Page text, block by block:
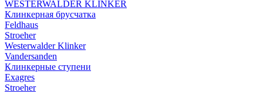
WESTERWALDER KLINKER
Клинкерная брусчатка
Feldhaus
Stroeher
Westerwalder Klinker
Vandersanden
Клинкерные ступени
Exagres
Stroeher